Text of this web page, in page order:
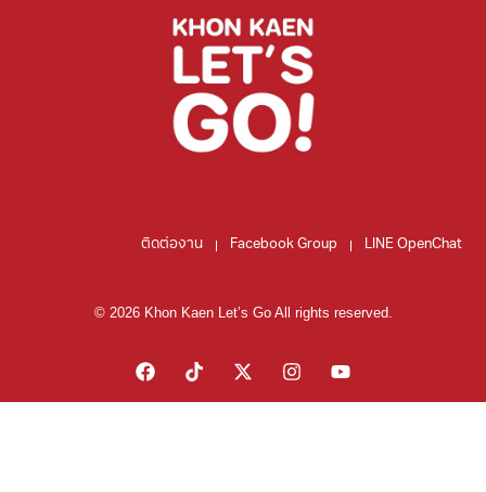
ติดต่องาน Facebook Group LINE OpenChat
© 2026 Khon Kaen Let’s Go All rights reserved.